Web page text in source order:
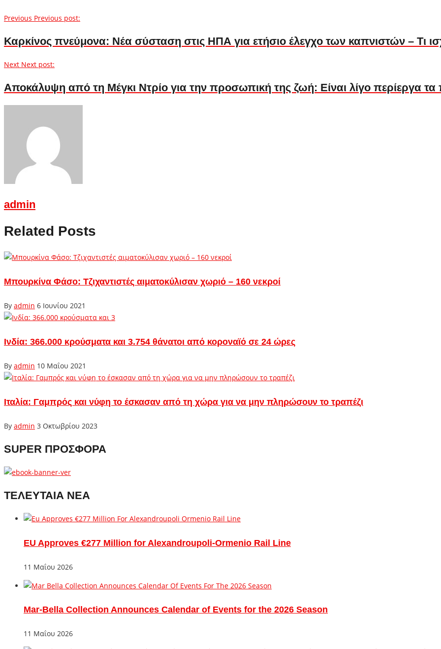
Previous Previous post:
Καρκίνος πνεύμονα: Νέα σύσταση στις ΗΠΑ για ετήσιο έλεγχο των καπνιστών – Τι
Next Next post:
Αποκάλυψη από τη Μέγκι Ντρίο για την προσωπική της ζωή: Είναι λίγο περίεργα
admin
Related Posts
Μπουρκίνα Φάσο: Τζιχαντιστές αιματοκύλισαν χωριό – 160 νεκροί
By admin 6 Ιουνίου 2021
Ινδία: 366.000 κρούσματα και 3.754 θάνατοι από κοροναϊό σε 24 ώρες
By admin 10 Μαΐου 2021
Ιταλία: Γαμπρός και νύφη το έσκασαν από τη χώρα για να μην πληρώσουν το τραπέζι
By admin 3 Οκτωβρίου 2023
SUPER ΠΡΟΣΦΟΡΑ
ΤΕΛΕΥΤΑΙΑ ΝΕΑ
EU Approves €277 Million for Alexandroupoli-Ormenio Rail Line
11 Μαΐου 2026
Mar-Bella Collection Announces Calendar of Events for the 2026 Season
11 Μαΐου 2026